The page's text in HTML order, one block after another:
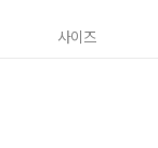
사이즈